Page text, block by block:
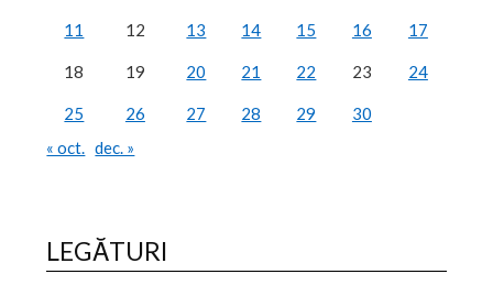
11 12 13 14 15 16 17
18 19 20 21 22 23 24
25 26 27 28 29
30
« oct. dec. »
LEGĂTURI